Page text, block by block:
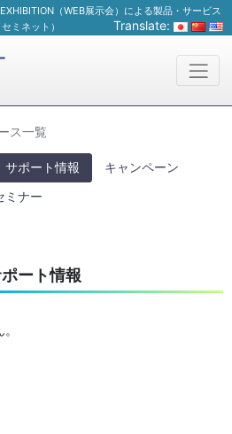
（WEB展示会）による製品・サービス
ミネット）
Translate:
ス一覧
サポート情報
キャンペーン
ミナー
ート情報